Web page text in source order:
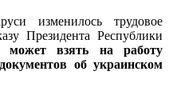
изменилось трудовое
Президента Республики
может взять на работу
об украинском